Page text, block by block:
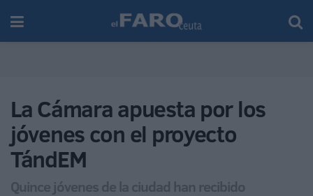
La Cámara apuesta por los
jóvenes con el proyecto
TándEM
Quince jóvenes de la ciudad han recibido